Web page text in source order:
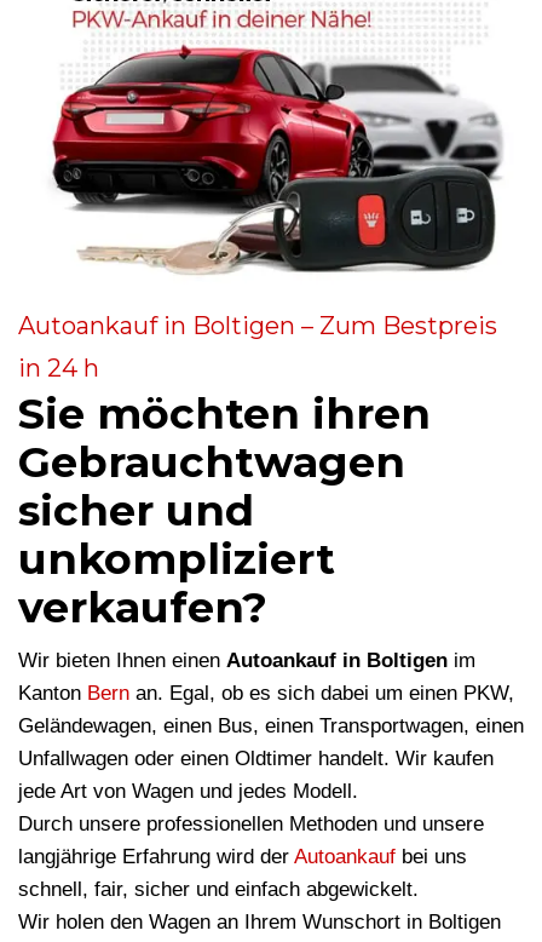
Autoankauf in Boltigen – Zum Bestpreis
in 24 h
Sie möchten ihren
Gebrauchtwagen
sicher und
unkompliziert
verkaufen?
Wir bieten Ihnen einen Autoankauf in Boltigen im
Kanton Bern an. Egal, ob es sich dabei um einen PKW,
Geländewagen, einen Bus, einen Transportwagen, einen
Unfallwagen oder einen Oldtimer handelt. Wir kaufen
jede Art von Wagen und jedes Modell.
Durch unsere professionellen Methoden und unsere
langjährige Erfahrung wird der Autoankauf bei uns
schnell, fair, sicher und einfach abgewickelt.
Wir holen den Wagen an Ihrem Wunschort in Boltigen